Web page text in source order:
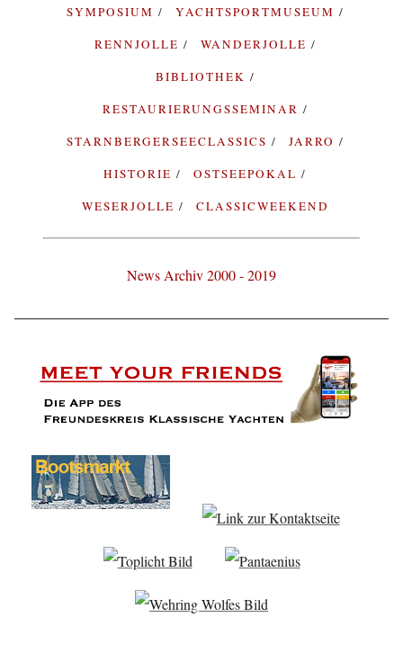
SYMPOSIUM
YACHTSPORTMUSEUM
RENNJOLLE
WANDERJOLLE
BIBLIOTHEK
RESTAURIERUNGSSEMINAR
STARNBERGERSEECLASSICS
JARRO
HISTORIE
OSTSEEPOKAL
WESERJOLLE
CLASSICWEEKEND
News Archiv 2000 - 2019